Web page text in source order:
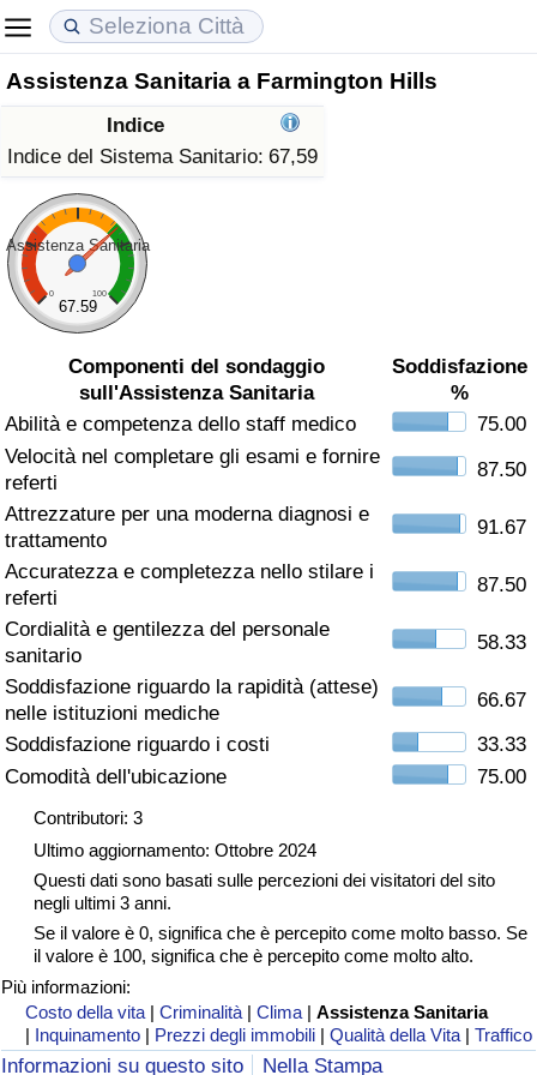
Assistenza Sanitaria a Farmington Hills
Indice
Indice del Sistema Sanitario: 67,59
Assistenza Sanitaria
0 100
67.59
Componenti del sondaggio
sull'Assistenza Sanitaria
Soddisfazione
%
Abilità e competenza dello staff medico
75.00
Velocità nel completare gli esami e fornire
referti
87.50
Attrezzature per una moderna diagnosi e
trattamento
91.67
Accuratezza e completezza nello stilare i
referti
87.50
Cordialità e gentilezza del personale
sanitario
58.33
Soddisfazione riguardo la rapidità (attese)
nelle istituzioni mediche
66.67
Soddisfazione riguardo i costi
33.33
Comodità dell'ubicazione
75.00
Contributori: 3
Ultimo aggiornamento: Ottobre 2024
Questi dati sono basati sulle percezioni dei visitatori del sito
negli ultimi 3 anni.
Se il valore è 0, significa che è percepito come molto basso. Se
il valore è 100, significa che è percepito come molto alto.
Più informazioni:
Costo della vita |Criminalità |Clima |Assistenza Sanitaria
| Inquinamento | Prezzi degli immobili |Qualità della Vita |Traffico
Informazioni su questo sito Nella Stampa
Costo della vita
Indice Del Costo Della Vita (corrente)
Indice Del Costo Della Vita
Indice del Costo della Vita per Nazione
ad Aqaba
Prezzi degli immobili
Indice del Prezzo delle Case (Corrente)
Indice del Prezzo delle Case
Indice del Prezzo delle Case per Nazione
Qualità della Vita
Indice della Qualità della Vita
Indice della Qualità della Vita (Corrente)
Indice della qualità della vita per Paese
Criminalità
Indice del Tasso di Criminalità (Corrente)
Indice della Criminalità
Indice di criminalità per paese
Assistenza Sanitaria
Indice dell’Assistenza Sanitaria (Corrente)
Indice dell’Assistenza Sanitaria
Indice dell’Assistenza Sanitaria per
Inquinamento
Indice dell’Inquinamento (Corrente)
Indice di inquinamento
Indice dell’Inquinamento per Nazione